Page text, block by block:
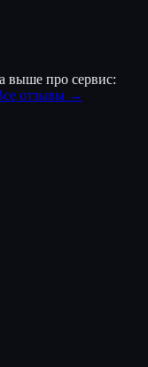
выше про сервис:
отзывы →